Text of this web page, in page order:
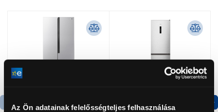
Az Ön adatainak felelősségteljes felhasználása